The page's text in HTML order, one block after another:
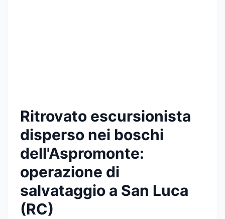
Ritrovato escursionista
disperso nei boschi
dell'Aspromonte:
operazione di
salvataggio a San Luca
(RC)